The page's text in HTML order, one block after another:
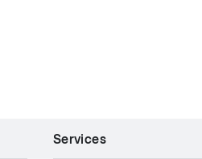
Services